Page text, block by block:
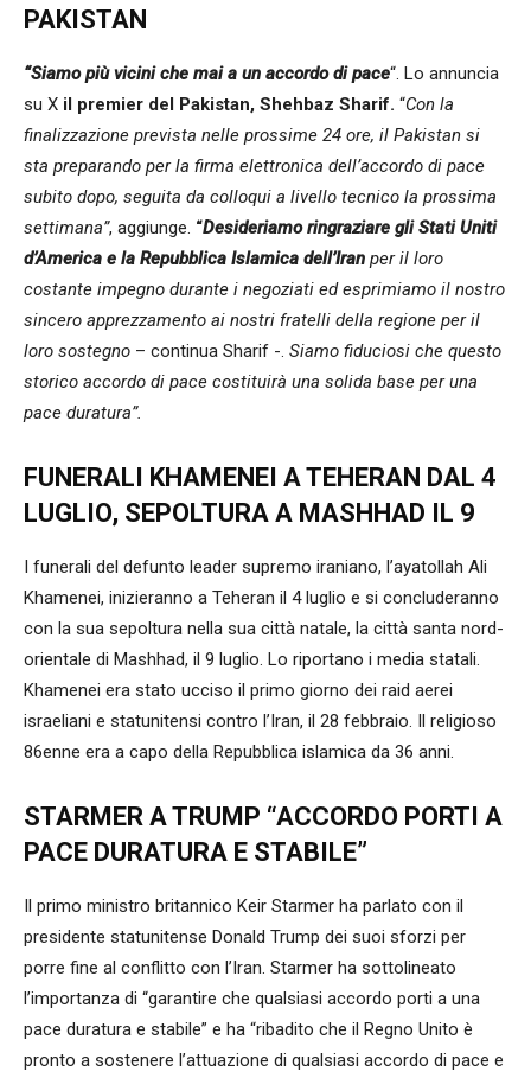
PAKISTAN
“Siamo più vicini che mai a un accordo di pace“. Lo annuncia
su X il premier del Pakistan, Shehbaz Sharif. “Con la
finalizzazione prevista nelle prossime 24 ore, il Pakistan si
sta preparando per la firma elettronica dell’accordo di pace
subito dopo, seguita da colloqui a livello tecnico la prossima
settimana”, aggiunge. “Desideriamo ringraziare gli Stati Uniti
d’America e la Repubblica Islamica dell’Iran per il loro
costante impegno durante i negoziati ed esprimiamo il nostro
sincero apprezzamento ai nostri fratelli della regione per il
loro sostegno – continua Sharif -. Siamo fiduciosi che questo
storico accordo di pace costituirà una solida base per una
pace duratura”.
FUNERALI KHAMENEI A TEHERAN DAL 4
LUGLIO, SEPOLTURA A MASHHAD IL 9
I funerali del defunto leader supremo iraniano, l’ayatollah Ali
Khamenei, inizieranno a Teheran il 4 luglio e si concluderanno
con la sua sepoltura nella sua città natale, la città santa nord-
orientale di Mashhad, il 9 luglio. Lo riportano i media statali.
Khamenei era stato ucciso il primo giorno dei raid aerei
israeliani e statunitensi contro l’Iran, il 28 febbraio. Il religioso
86enne era a capo della Repubblica islamica da 36 anni.
STARMER A TRUMP “ACCORDO PORTI A
PACE DURATURA E STABILE”
Il primo ministro britannico Keir Starmer ha parlato con il
presidente statunitense Donald Trump dei suoi sforzi per
porre fine al conflitto con l’Iran. Starmer ha sottolineato
l’importanza di “garantire che qualsiasi accordo porti a una
pace duratura e stabile” e ha “ribadito che il Regno Unito è
pronto a sostenere l’attuazione di qualsiasi accordo di pace e